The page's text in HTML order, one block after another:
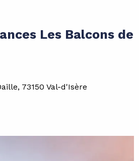
Les Balcons de
73150 Val-d'Isère